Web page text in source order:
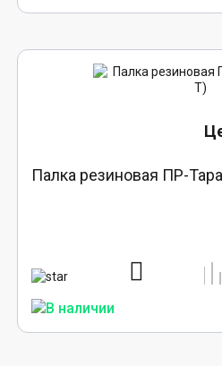
Палка резиновая ПР-